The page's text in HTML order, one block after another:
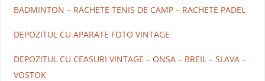
BADMINTON – RACHETE TENIS DE CAMP – RACHETE PADEL
DEPOZITUL CU APARATE FOTO VINTAGE
DEPOZITUL CU CEASURI VINTAGE – ONSA – BREIL – SLAVA –
VOSTOK